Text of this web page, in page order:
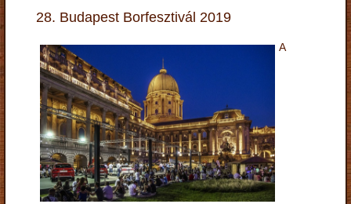
28. Budapest Borfesztivál 2019
A